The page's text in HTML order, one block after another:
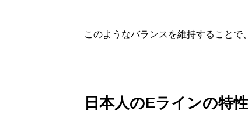
このようなバランスを維持することで
日本人のEラインの特性